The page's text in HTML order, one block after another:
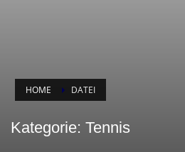
HOME DATEI
Kategorie: Tennis